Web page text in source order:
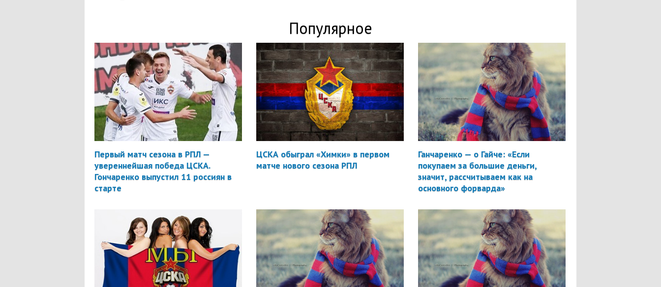
Популярное
Первый матч сезона в РПЛ —
увереннейшая победа ЦСКА.
Гончаренко выпустил 11 россиян в
старте
ЦСКА обыграл «Химки» в первом
матче нового сезона РПЛ
Ганчаренко — о Гайче: «Если
покупаем за большие деньги,
значит, рассчитываем как на
основного форварда»